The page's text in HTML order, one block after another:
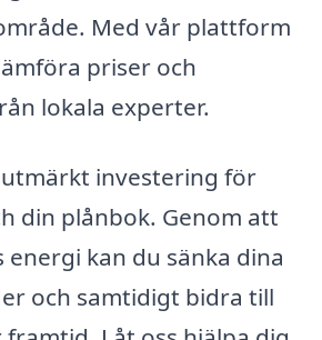
Med vår plattform
priser och
lokala experter.
utmärkt investering för
din plånbok. Genom att
kan du sänka dina
och samtidigt bidra till